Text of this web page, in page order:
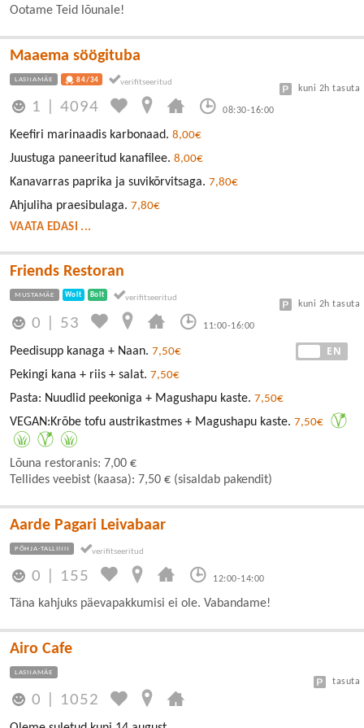
Ootame Teid lõunale!
Maaema söögituba
LASNAMÄE 84/34
1 |4094 08:30-16:00
kuni 2h tasuta
Keefiri marinaadis karbonaad. 8,00€
Juustuga paneeritud kanafilee. 8,00€
Kanavarras paprika ja suvikõrvitsaga. 7,80€
Ahjuliha praesibulaga. 7,80€
VAATA EDASI ...
Friends Restoran
MUSTAMÄE Wolt Bolt
0 53 11:00-16:00
kuni 2h tasuta
EN
Peedisupp kanaga + Naan. 7,50€
Pekingi kana + riis + salat. 7,50€
Pasta: Nuudlid peekoniga + Magushapu kaste. 7,50€
VEGAN:Krõbe tofu austrikastmes + Magushapu kaste. 7,50€
Lõuna restoranis: 7,00 €
Tellides veebist (kaasa): 7,50 € (sisaldab pakendit)
Aarde Pagari Leivabaar
PÕHJA-TALLINN
0 155 12:00-14:00
Täna kahjuks päevapakkumisi ei ole. Vabandame!
Airo Cafe
LASNAMÄE
0 1052
tasuta